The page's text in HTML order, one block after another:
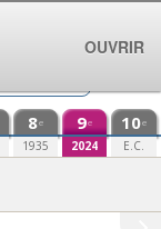
8e
1935
9e
2024
10e
E.C.
OUVRIR